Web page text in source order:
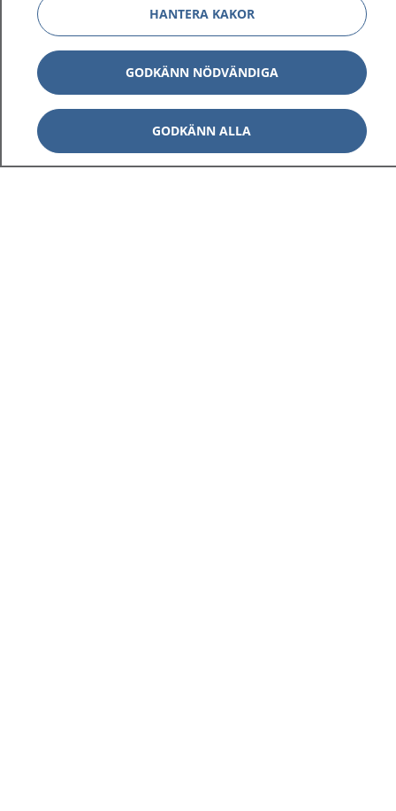
HANTERA KAKOR
GODKÄNN NÖDVÄNDIGA
GODKÄNN ALLA